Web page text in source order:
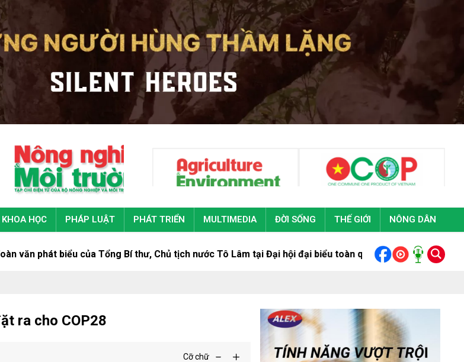
KHOA HỌC PHÁP LUẬT PHÁT TRIỂN MULTIMEDIA ĐỜI SỐNG THẾ GIỚI NÔNG DÂN
biểu của Tổng Bí thư, Chủ tịch nước Tô Lâm tại Đại hội đại biểu toàn quốc Đoàn Thanh niên cộng sản
ra cho COP28
Cỡ chữ